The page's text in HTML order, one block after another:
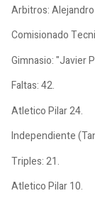
Arbitros:
Comisionado
Gimnasio: "Javier
Faltas: 42.
Atletico Pilar 24.
Independiente
Triples: 21.
Atletico Pilar 10.